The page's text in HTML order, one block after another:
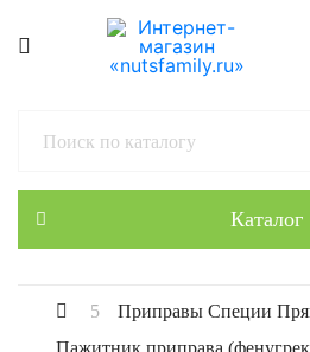
Каталог
Приправы Специи
Пажитник приправа